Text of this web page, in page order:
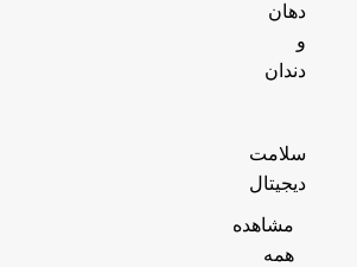
دهان
و
دندان
سلامت
دیجیتال
مشاهده
همه